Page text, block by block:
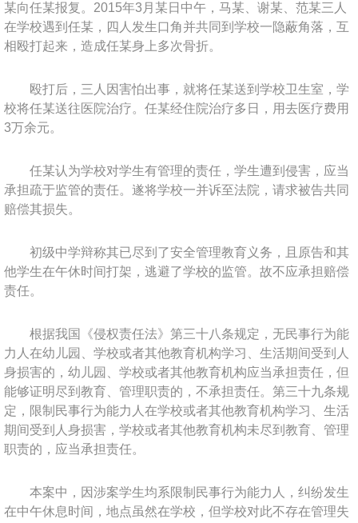
某向任某报复。2015年3月某日中午，马某、谢某、范某三人
在学校遇到任某，四人发生口角并共同到学校一隐蔽角落，互
相殴打起来，造成任某身上多次骨折。
殴打后，三人因害怕出事，就将任某送到学校卫生室，学
校将任某送往医院治疗。任某经住院治疗多日，用去医疗费用
3万余元。
任某认为学校对学生有管理的责任，学生遭到侵害，应当
承担疏于监管的责任。遂将学校一并诉至法院，请求被告共同
赔偿其损失。
初级中学辩称其已尽到了安全管理教育义务，且原告和其
他学生在午休时间打架，逃避了学校的监管。故不应承担赔偿
责任。
根据我国《侵权责任法》第三十八条规定，无民事行为能
力人在幼儿园、学校或者其他教育机构学习、生活期间受到人
身损害的，幼儿园、学校或者其他教育机构应当承担责任，但
能够证明尽到教育、管理职责的，不承担责任。第三十九条规
定，限制民事行为能力人在学校或者其他教育机构学习、生活
期间受到人身损害，学校或者其他教育机构未尽到教育、管理
职责的，应当承担责任。
本案中，因涉案学生均系限制民事行为能力人，纠纷发生
在中午休息时间，地点虽然在学校，但学校对此不存在管理失